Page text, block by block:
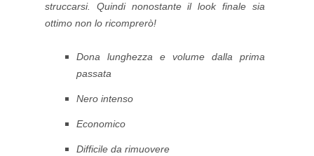
struccarsi. Quindi nonostante il look finale sia
ottimo non lo ricomprerò!
Dona lunghezza e volume dalla prima
passata
Nero intenso
Economico
Difficile da rimuovere